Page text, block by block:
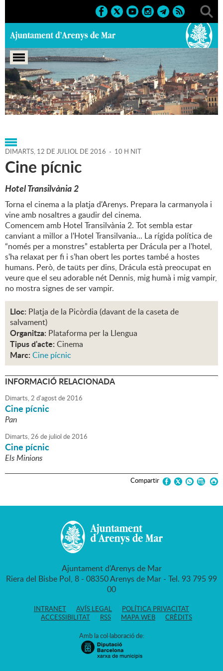
Portada > Agenda > 12-07-
2016 > Marcs > Culturals > 2016 > Cine pícnic
DIMARTS, 12 DE JULIOL DE 2016 - 10 H NIT
Cine pícnic
Hotel Transilvània2
Torna el cinema a la platja d'Arenys. Prepara la carmanyola i
vine amb nosaltres a gaudir del cinema.
Comencem amb Hotel Transilvània 2. Tot sembla estar
canviant a millor a l'Hotel Transilvania... La rígida política de
“només per a monstres” establerta per Drácula per a l'hotel,
s'ha relaxat per fi i s'han obert les portes també a hostes
humans. Però, de taüts per dins, Drácula està preocupat en
veure que el seu adorable nét Dennis, mig humà i mig vampir,
no mostra signes de ser vampir.
Lloc: Platja de la Picòrdia (davant de la caseta de
salvament)
Organitza: Plataforma per la Llengua
Tipus d'acte: Cinema
Marc: Cine pícnic
INFORMACIÓ RELACIONADA
Dimarts,2 d'agostde2016
Cine pícnic
Pan
Dimarts,26 de juliol de2016
Cine pícnic
Els Minions
Compartir
Ajuntament d'Arenys de Mar
Riera del Bisbe Pol, 8 - 08350 Arenys de Mar - Tel. 93 795 99
00
INTRANET AVÍS LEGAL
POLÍTICA PRIVACITAT
ACCESSIBILITAT
RSS MAPA WEB CRÈDITS
Amb la col·laboració de: